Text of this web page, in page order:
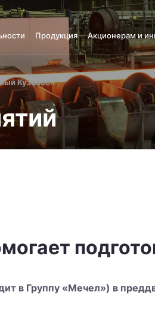
Продукция Акционерам и
Кузбасс»
в Группу «Мечел») в